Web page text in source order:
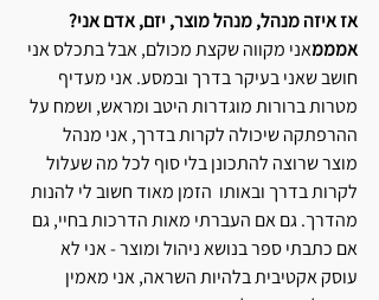
אז איזה מנהל, מנהל מוצר, יזם, אדם אני?
אמממאני מקווה שקצת מכולם, אבל בתכלס אני
חושב שאני בעיקר בדרך ובמסע. אני מעדיף
מטרות ברורות מוגדרות היטב ומראש, ושמח על
ההרפתקה שיכולה לקרות בדרך, אני מנהל
מוצר שרוצה להתכונן בלי סוף לכל מה שעלול
לקרות בדרך ובאותו  הזמן מאוד חשוב לי להנות
מהדרך. גם אם העברתי מאות הדרכות בחיי, גם
אם כתבתי ספר בנושא ניהול ומוצר - אני לא
עוסק אקטיבית בלהיות השראה, אני מאמין